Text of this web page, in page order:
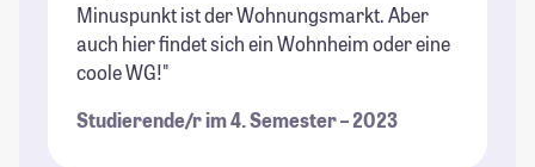
Minuspunkt ist der Wohnungsmarkt. Aber
auch hier findet sich ein Wohnheim oder eine
coole WG!"
Studierende/r im 4. Semester – 2023